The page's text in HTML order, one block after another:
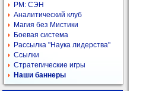
РМ: СЭН
Аналитический клуб
Магия без Мистики
Боевая система
Рассылка "Наука лидерства"
Ссылки
Стратегические игры
Наши баннеры